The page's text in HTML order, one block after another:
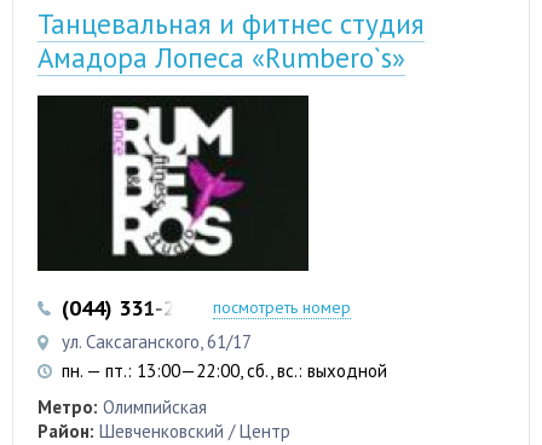
Танцевальная и фитнес студия
Амадора Лопеса «Rumbero`s»
(044) 331-20-33 (063) 261-05-71
посмотреть номер
ул. Саксаганского, 61/17
пн. — пт.: 13:00—22:00, сб., вс.: выходной
Метро: Олимпийская
Район: Шевченковский / Центр